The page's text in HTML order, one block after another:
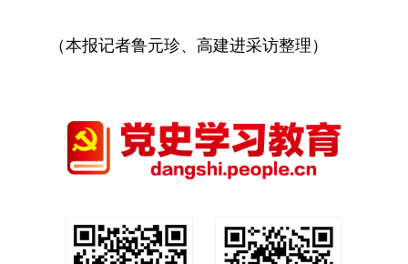
（本报记者鲁元珍、高建进采访整理）